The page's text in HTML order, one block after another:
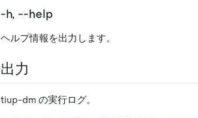
-h, --help
ヘルプ情報を出力します。
出力
tiup-dm の実行ログ。